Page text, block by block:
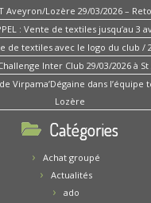
Aveyron/Lozère 29/03/2026 –
: Vente de textiles jusqu’au 3
de textiles avec le logo du club /
Inter Club 29/03/2026 à
Virpama’Dégaine dans
Lozère
Catégories
Achat groupé
Actualités
ado